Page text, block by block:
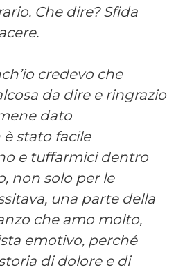
Che dire? Sfida
credevo che
da dire e ringrazio
dato
è stato facile
e tuffarmici dentro
non solo per le
una parte della
che amo molto,
emotivo, perché
di dolore e di